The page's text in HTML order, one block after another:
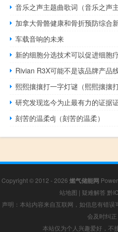
音乐之声主题曲歌词（音乐之声主
加拿大骨骼健康和骨折预防综合
车载音响的未来
新的细胞分选技术可以促进细胞
Rivian R3X可能不是该品牌产品
熙熙攘攘打一字灯谜（熙熙攘攘打
刻苦的温柔dj（刻苦的温柔）
Copyright © 2012 - 2026 燃气储能网
站地图 | 疑难解答 黔
声明：本站内容来自互联网，如信息有错
会及时纠
本站仅为个人兴趣爱好，不